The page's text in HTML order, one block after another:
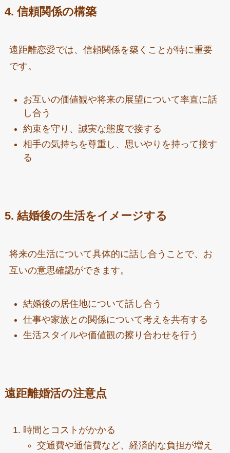
4. 信頼関係の構築
遠距離恋愛では、信頼関係を築くことが特に重要
です。
お互いの価値観や将来の展望について率直に話
し合う
約束を守り、誠実な態度で接する
相手の気持ちを尊重し、思いやりを持って接す
る
5. 結婚後の生活をイメージする
将来の生活について具体的に話し合うことで、お
互いの意思確認ができます。
結婚後の居住地について話し合う
仕事や家族との関係について考えを共有する
生活スタイルや価値観の擦り合わせを行う
遠距離婚活の注意点
時間とコストがかかる
交通費や通信費など、経済的な負担が増え